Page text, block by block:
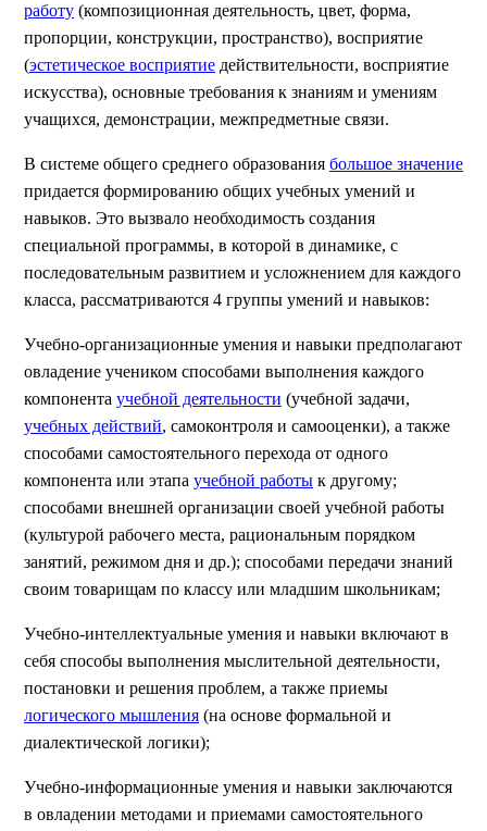
работу (композиционная деятельность, цвет, форма,
пропорции, конструкции, пространство), восприятие
(эстетическое восприятие действительности, восприятие
искусства), основные требования к знаниям и умениям
учащихся, демонстрации, межпредметные связи.
В системе общего среднего образования большое значение
придается формированию общих учебных умений и
навыков. Это вызвало необходимость создания
специальной программы, в которой в динамике, с
последовательным развитием и усложнением для каждого
класса, рассматриваются 4 группы умений и навыков:
Учебно-организационные умения и навыки предполагают
овладение учеником способами выполнения каждого
компонента учебной деятельности (учебной задачи,
учебных действий, самоконтроля и самооценки), а также
способами самостоятельного перехода от одного
компонента или этапа учебной работы к другому;
способами внешней организации своей учебной работы
(культурой рабочего места, рациональным порядком
занятий, режимом дня и др.); способами передачи знаний
своим товарищам по классу или младшим школьникам;
Учебно-интеллектуальные умения и навыки включают в
себя способы выполнения мыслительной деятельности,
постановки и решения проблем, а также приемы
логического мышления (на основе формальной и
диалектической логики);
Учебно-информационные умения и навыки заключаются
в овладении методами и приемами самостоятельного